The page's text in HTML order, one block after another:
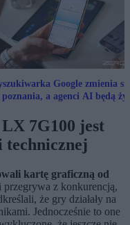
Google zmienia
poznania, a agenci AI będą
7G100 jest
technicznej
kartę graficzną od
przegrywa z konkurencją,
że gry działały na
Jednocześnie to one